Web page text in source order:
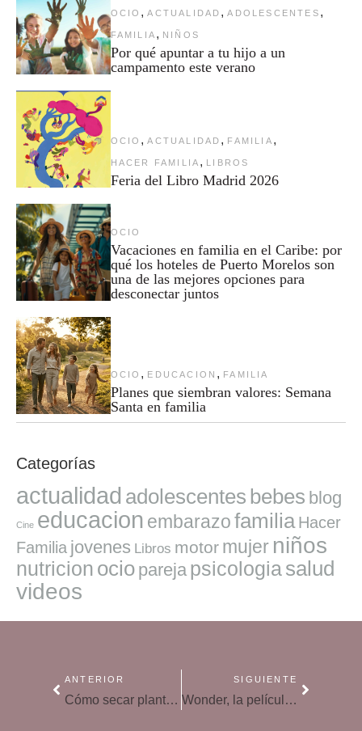
OCIO , ACTUALIDAD , ADOLESCENTES ,
FAMILIA , NIÑOS
Por qué apuntar a tu hijo a un
campamento este verano
OCIO , ACTUALIDAD , FAMILIA ,
HACER FAMILIA , LIBROS
Feria del Libro Madrid 2026
OCIO
Vacaciones en familia en el Caribe: por
qué los hoteles de Puerto Morelos son
una de las mejores opciones para
desconectar juntos
OCIO , EDUCACION , FAMILIA
Planes que siembran valores: Semana
Santa en familia
Categorías
actualidad adolescentes bebes blog
Cine educacion embarazofamilia Hacer
Familia jovenes Libros motor mujer niños
nutricion ocio pareja psicologiasalud
videos
ANTERIOR
Cómo secar plantas y crear bonitos ramos de flores secas
SIGUIENTE
Wonder, la película perfecta para abrir diálogos, conciencias y corazones